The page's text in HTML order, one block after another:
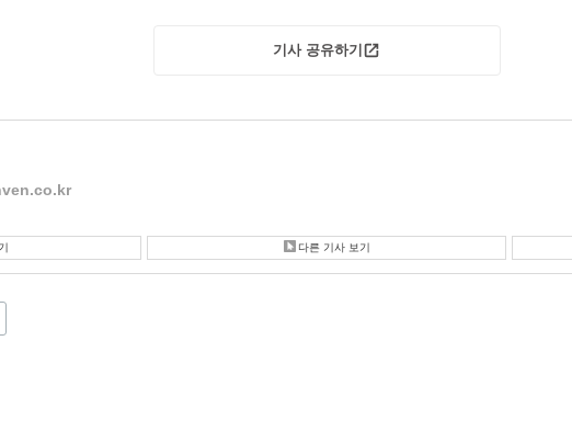
기사 공유하기
다른 기사 보기